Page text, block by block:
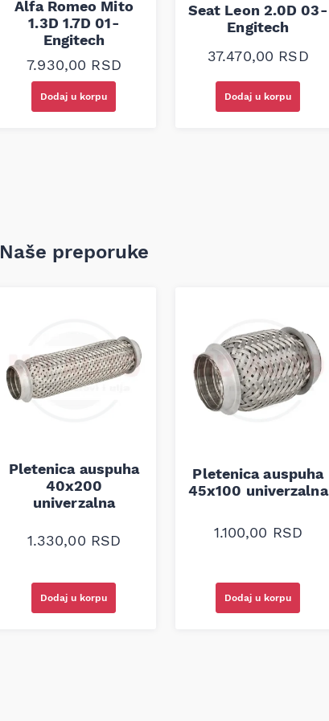
Alfa Romeo Mito
1.3D 1.7D 01-
Engitech
7.930,00 RSD
Dodaj u korpu
Seat Leon 2.0D 03-
Engitech
37.470,00 RSD
Dodaj u korpu
Naše preporuke
Pletenica auspuha
40x200
univerzalna
1.330,00 RSD
Dodaj u korpu
Pletenica auspuha
45x100 univerzalna
1.100,00 RSD
Dodaj u korpu